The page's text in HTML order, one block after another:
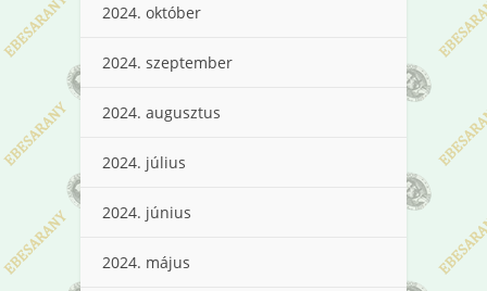
2024. október
2024. szeptember
2024. augusztus
2024. július
2024. június
2024. május